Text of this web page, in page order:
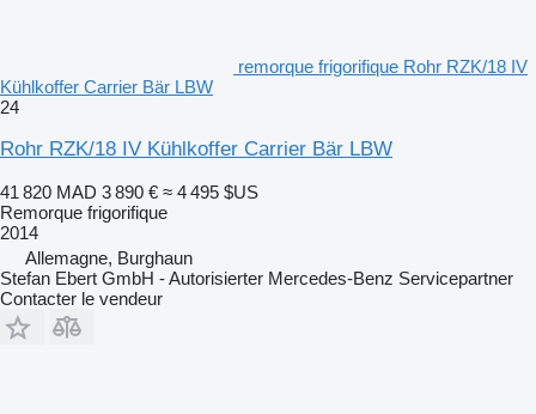
remorque frigorifique Rohr RZK/18 IV
Kühlkoffer Carrier Bär LBW
24
Rohr RZK/18 IV Kühlkoffer Carrier Bär LBW
41 820 MAD 3 890 € ≈ 4 495 $US
Remorque frigorifique
2014
Allemagne, Burghaun
Stefan Ebert GmbH - Autorisierter Mercedes-Benz Servicepartner
Contacter le vendeur